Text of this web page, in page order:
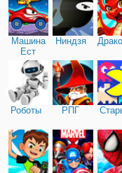
Машина
Ест
Машину
Ниндзя
Роботы РПГ